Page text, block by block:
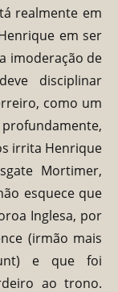
realmente em
em ser
imoderação de
disciplinar
como um
irrita Henrique
Mortimer,
esquece que
Inglesa, por
(irmão mais
e que foi
ao trono.